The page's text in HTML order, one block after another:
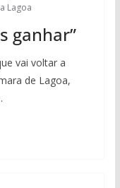
Lagoa
ganhar”
vai voltar a
de Lagoa,